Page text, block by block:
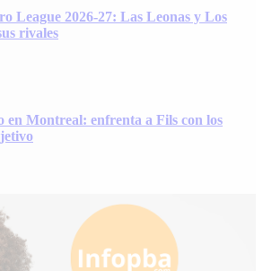
League 2026-27: Las Leonas y Los
rivales
en Montreal: enfrenta a Fils con los